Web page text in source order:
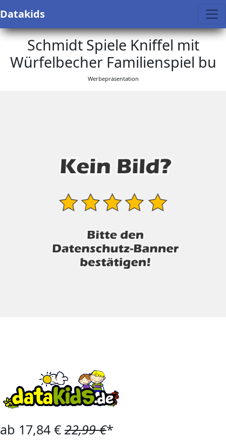
Datakids
Schmidt Spiele Kniffel mit
Würfelbecher Familienspiel bu
Werbepräsentation
ab 17,84 € 22,99 €*